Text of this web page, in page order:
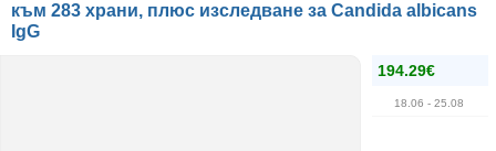
към 283 храни, плюс изследване за Candida albicans
IgG
194.29€
18.06 - 25.08